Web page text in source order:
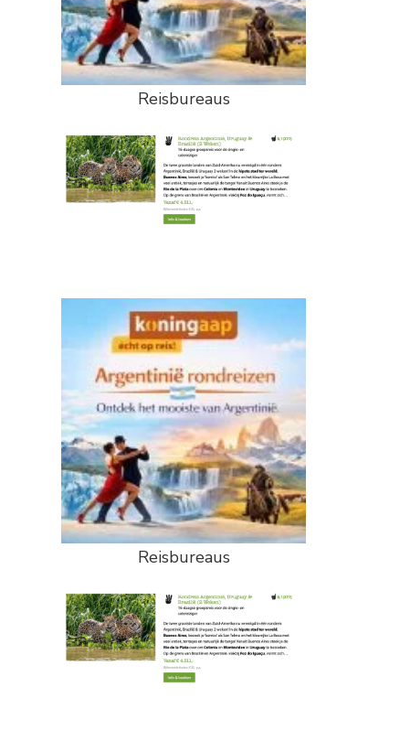
Reisbureaus
Reisbureaus